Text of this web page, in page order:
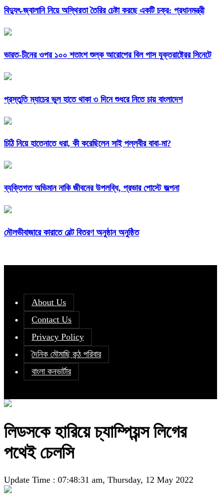
বিদ্যুৎ-জ্বালানি নিয়ে অস্থিরতা তৈরির চেষ্টা করছে একটি চক্র: প্রধানমন্ত্রী
ভারত-চীনের ওপর ১০০ শতাংশ শুল্ক আরোপের বিল পাস যুক্তরাষ্ট্রের সিনেটে
প্রস্তুতি ম্যাচের ভুল হাতে থাকা ৩ দিনে শুধরে নিতে চায় বাংলাদেশ
চিঠি নিয়ে হাতেনাতে ধরা, কী করেছিলেন সাই পল্লবীর বাবা-মা?
ব্যক্তিগত অভিমান নাকি জীবনের উপলব্ধি, প্রভার পোস্টে জল্পনা
মৌলভীবাজারে কারাতে বেল্ট বিতরণ অনুষ্ঠান অনুষ্ঠিত
About Us
Contact Us
Privacy Policy
দৈনিক মৌমাছি কন্ঠ পরিবার
বাংলা কনভার্টার
লিডসকে হারিয়ে চ্যাম্পিয়ন্স লিগের
পথেই চেলসি
Update Time : 07:48:31 am, Thursday, 12 May 2022